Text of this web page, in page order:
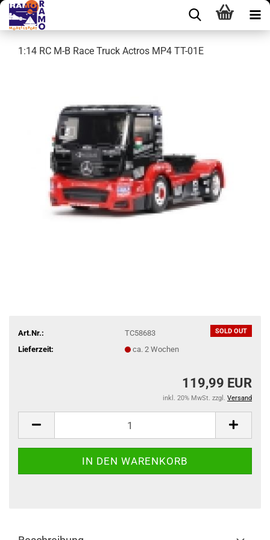
1:14 RC M-B Race Truck Actros MP4 TT-01E
SOLD OUT
Art.Nr.:
TC58683
Lieferzeit:
ca. 2 Wochen
119,99 EUR
inkl. 20% MwSt. zzgl. Versand